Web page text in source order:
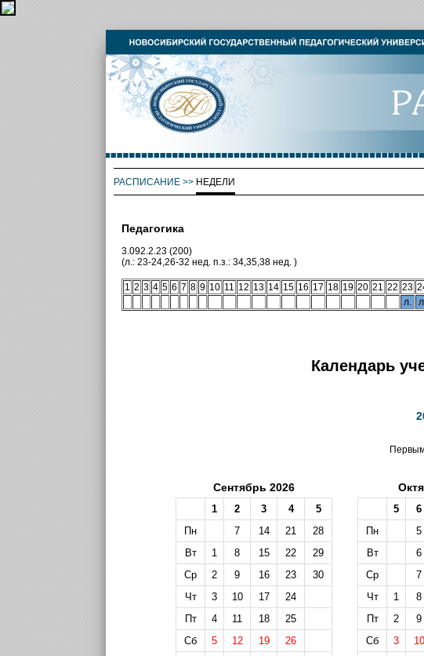
РАСПИСАНИЕ>> НЕДЕЛИ
Педагогика
3.092.2.23 (200)
(л.: 23-24,26-32 нед. п.з.: 34,35,38 нед. )
1 2 3 4 5 6 7 8 9 10 11 12 13 14 15 16 17 18 19 20 21 22 23
л.
Календарь
Сентябрь 2026
1 2 3 4
5
Пн
7 14 21
28
Вт
1 8 15 22
29
Ср
2 9 16 23
30
Чт
3 10 17
24
Пт
4 11 18
25
Сб
5 12 19
26
5 6
Пн
5
Вт
6
Ср
7
Чт
1 8
Пт
2 9
Сб
3 10